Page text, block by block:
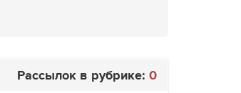
Рассылок в рубрике: 0